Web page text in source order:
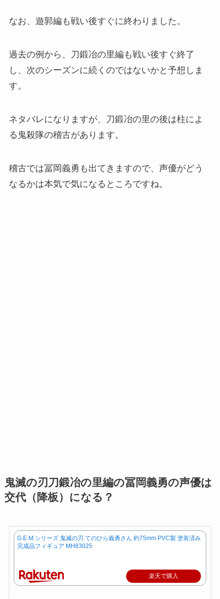
なお、遊郭編も戦い後すぐに終わりました。
過去の例から、刀鍛冶の里編も戦い後すぐ終了
し、次のシーズンに続くのではないかと予想しま
す。
ネタバレになりますが、刀鍛冶の里の後は柱によ
る鬼殺隊の稽古があります。
稽古では冨岡義勇も出てきますので、声優がどう
なるかは本気で気になるところですね。
鬼滅の刃刀鍛冶の里編の冨岡義勇の声優は
交代（降板）になる？
G.E.M.シリーズ 鬼滅の刃 てのひら義勇さん 約75mm PVC製 塗装済み
完成品フィギュア MH83025
楽天で購入